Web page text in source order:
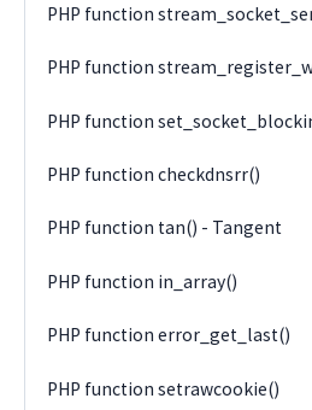
PHP function
PHP function
PHP function
PHP function checkdnsrr()
PHP function tan() - Tangent
PHP function in_array()
PHP function error_get_last()
PHP function setrawcookie()